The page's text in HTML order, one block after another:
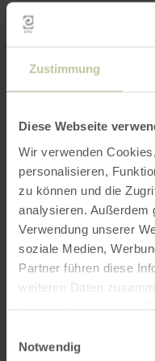
Zustimmung
Diese Webseite
Wir verwenden
personalisieren,
zu können und die
analysieren. Außerdem
Verwendung unserer
soziale Medien,
Partner führen diese
weiteren Daten
Notwendig
Eine Insel in einem
Zum Glück hat
der Dunkelheit:
Auszeichnung
wenigen
besonders
In der
Kommunen
sternenfreundliche
Auch die Stadt
gewährleistet
zahllose